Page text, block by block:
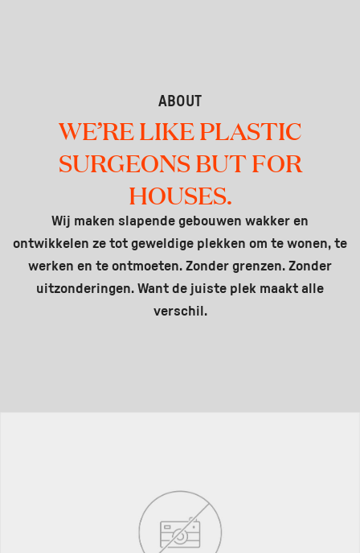
ABOUT
WE’RE LIKE PLASTIC
SURGEONS BUT FOR
HOUSES.
Wij maken slapende gebouwen wakker en
ontwikkelen ze tot geweldige plekken om te wonen, te
werken en te ontmoeten. Zonder grenzen. Zonder
uitzonderingen. Want de juiste plek maakt alle
verschil.